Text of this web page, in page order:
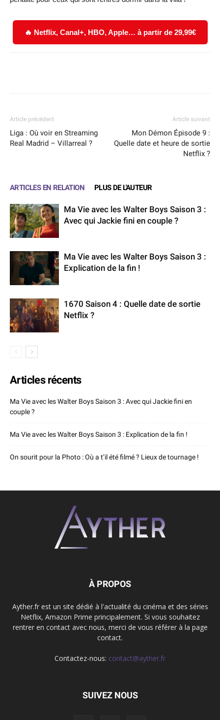
🔥 Netflix, Canal+, HBO, Apple… à partir de 29,99€
Article précédent
Liga : Où voir en Streaming
Real Madrid – Villarreal ?
Article suivant
Mon Démon Épisode 9 :
Quelle date et heure de sortie
Netflix ?
ARTICLES EN RELATION PLUS DE L'AUTEUR
Ma Vie avec les Walter Boys Saison 3 :
Avec qui Jackie fini en couple ?
Ma Vie avec les Walter Boys Saison 3 :
Explication de la fin !
1670 Saison 4 : Quelle date de sortie
Netflix ?
Articles récents
Ma Vie avec les Walter Boys Saison 3 : Avec qui Jackie fini en
couple ?
Ma Vie avec les Walter Boys Saison 3 : Explication de la fin !
On sourit pour la Photo : Où a t’il été filmé ? Lieux de tournage !
À PROPOS
Ayther.fr est un site dédié à l'actualité du cinéma et des séries
Netflix, Amazon Prime principalement. Si vous souhaitez
rentrer en contact avec nous, merci de vous référer à la page
contact.
Contactez-nous: contact@ayther.fr
SUIVEZ NOUS